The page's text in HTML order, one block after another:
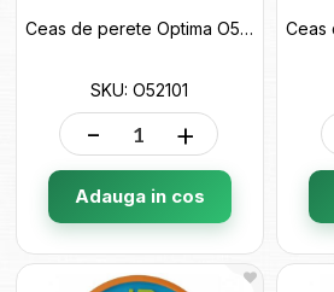
Ceas de perete Optima O52101
SKU: O52101
- +
Adauga in cos